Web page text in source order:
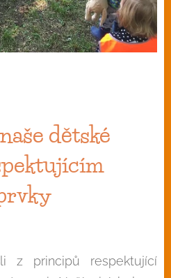
dětské
z principů respektující